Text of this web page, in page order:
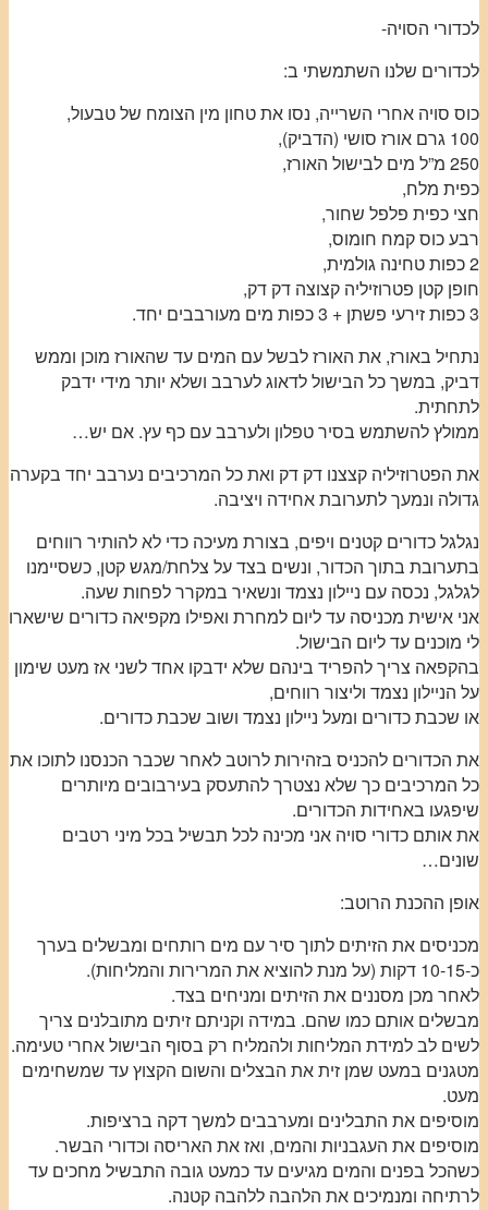
לכדורי הסויה-
לכדורים שלנו השתמשתי ב:
כוס סויה אחרי השרייה, נסו את טחון מין הצומח של טבעול,
100 גרם אורז סושי (הדביק),
250 מ”ל מים לבישול האורז,
כפית מלח,
חצי כפית פלפל שחור,
רבע כוס קמח חומוס,
2 כפות טחינה גולמית,
חופן קטן פטרוזיליה קצוצה דק דק,
3 כפות זירעי פשתן + 3 כפות מים מעורבבים יחד.
נתחיל באורז, את האורז לבשל עם המים עד שהאורז מוכן וממש
דביק, במשך כל הבישול לדאוג לערבב ושלא יותר מידי ידבק
לתחתית.
ממולץ להשתמש בסיר טפלון ולערבב עם כף עץ. אם יש…
את הפטרוזיליה קצצנו דק דק ואת כל המרכיבים נערבב יחד בקערה
גדולה ונמעך לתערובת אחידה ויציבה.
נגלגל כדורים קטנים ויפים, בצורת מעיכה כדי לא להותיר רווחים
בתערובת בתוך הכדור, ונשים בצד על צלחת/מגש קטן, כשסיימנו
לגלגל, נכסה עם ניילון נצמד ונשאיר במקרר לפחות שעה.
אני אישית מכניסה עד ליום למחרת ואפילו מקפיאה כדורים שישארו
לי מוכנים עד ליום הבישול.
בהקפאה צריך להפריד בינהם שלא ידבקו אחד לשני אז מעט שימון
על הניילון נצמד וליצור רווחים,
או שכבת כדורים ומעל ניילון נצמד ושוב שכבת כדורים.
את הכדורים להכניס בזהירות לרוטב לאחר שכבר הכנסנו לתוכו את
כל המרכיבים כך שלא נצטרך להתעסק בעירבובים מיותרים
שיפגעו באחידות הכדורים.
את אותם כדורי סויה אני מכינה לכל תבשיל בכל מיני רטבים
שונים…
אופן ההכנת הרוטב:
מכניסים את הזיתים לתוך סיר עם מים רותחים ומבשלים בערך
כ-10-15 דקות (על מנת להוציא את המרירות והמליחות).
לאחר מכן מסננים את הזיתים ומניחים בצד.
מבשלים אותם כמו שהם. במידה וקניתם זיתים מתובלנים צריך
לשים לב למידת המליחות ולהמליח רק בסוף הבישול אחרי טעימה.
מטגנים במעט שמן זית את הבצלים והשום הקצוץ עד שמשחימים
מעט.
מוסיפים את התבלינים ומערבבים למשך דקה ברציפות.
מוסיפים את העגבניות והמים, ואז את האריסה וכדורי הבשר.
כשהכל בפנים והמים מגיעים עד כמעט גובה התבשיל מחכים עד
לרתיחה ומנמיכים את הלהבה ללהבה קטנה.